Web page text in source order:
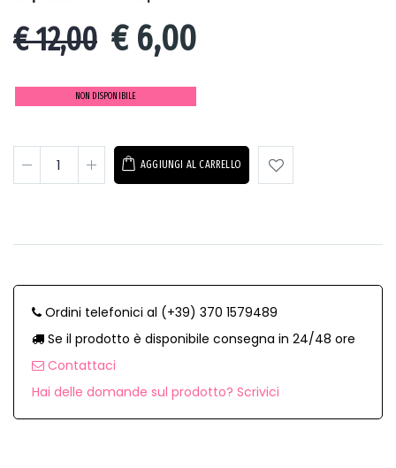
€ 12,00 € 6,00
NON DISPONIBILE
AGGIUNGI AL CARRELLO
Ordini telefonici al (+39) 370 1579489
Se il prodotto è disponibile consegna in 24/48 ore
Contattaci
Hai delle domande sul prodotto? Scrivici